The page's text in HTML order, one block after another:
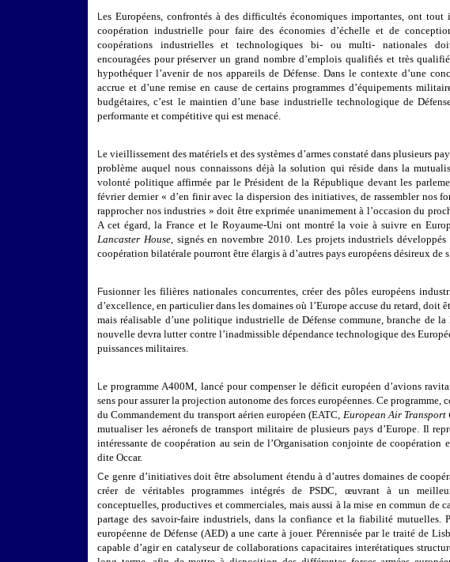
Les Européens, confrontés à des difficultés économiques importantes, ont tout
coopération industrielle pour faire des économies d’échelle et de
coopérations industrielles et technologiques bi- ou multi- nationales
encouragées pour préserver un grand nombre d’emplois qualifiés et très
hypothéquer l’avenir de nos appareils de Défense. Dans le contexte d’une
accrue et d’une remise en cause de certains programmes d’équipements
budgétaires, c’est le maintien d’une base industrielle technologique de
performante et compétitive qui est menacé.
Le vieillissement des matériels et des systèmes d’armes constaté dans plusieurs
problème auquel nous connaissons déjà la solution qui réside dans la
volonté politique affirmée par le Président de la République devant les
février dernier « d’en finir avec la dispersion des initiatives, de rassembler nos
rapprocher nos industries » doit être exprimée unanimement à l’occasion du
A cet égard, la France et le Royaume-Uni ont montré la voie à suivre en
Lancaster House, signés en novembre 2010. Les projets industriels développés
coopération bilatérale pourront être élargis à d’autres pays européens désireux de
Fusionner les filières nationales concurrentes, créer des pôles européens
d’excellence, en particulier dans les domaines où l’Europe accuse du retard, doit
mais réalisable d’une politique industrielle de Défense commune, branche de
nouvelle devra lutter contre l’inadmissible dépendance technologique des
puissances militaires.
Le programme A400M, lancé pour compenser le déficit européen d’avions
sens pour assurer la projection autonome des forces européennes. Ce programme,
du Commandement du transport aérien européen (EATC, European Air Transport
mutualiser les aéronefs de transport militaire de plusieurs pays d’Europe. Il
intéressante de coopération au sein de l’Organisation conjointe de coopération
dite Occar.
Ce genre d’initiatives doit être absolument étendu à d’autres domaines de
créer de véritables programmes intégrés de PSDC, œuvrant à un
conceptuelles, productives et commerciales, mais aussi à la mise en commun de
partage des savoir-faire industriels, dans la confiance et la fiabilité mutuelles.
européenne de Défense (AED) a une carte à jouer. Pérennisée par le traité de
capable d’agir en catalyseur de collaborations capacitaires interétatiques